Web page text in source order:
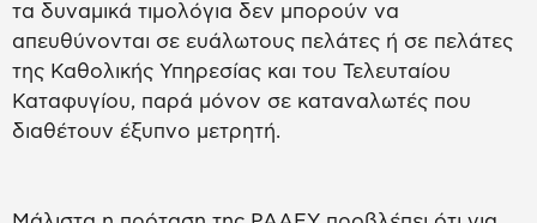
τα δυναμικά τιμολόγια δεν μπορούν να
απευθύνονται σε ευάλωτους πελάτες ή σε πελάτες
της Καθολικής Υπηρεσίας και του Τελευταίου
Καταφυγίου, παρά μόνον σε καταναλωτές που
διαθέτουν έξυπνο μετρητή.